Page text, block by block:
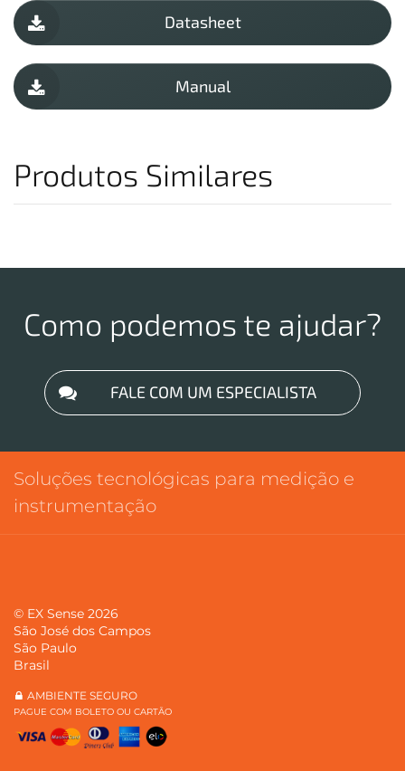
Datasheet
Manual
Produtos Similares
Como podemos te ajudar?
FALE COM UM ESPECIALISTA
Soluções tecnológicas para medição e
instrumentação
© EX Sense 2026
São José dos Campos
São Paulo
Brasil
AMBIENTE SEGURO
PAGUE COM BOLETO OU CARTÃO